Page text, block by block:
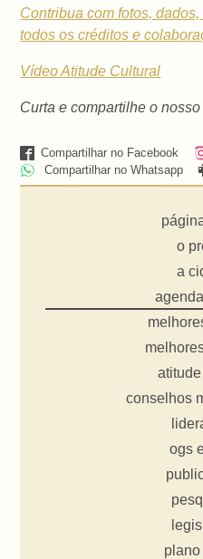
Contribua com fotos,
todos os créditos e
Vídeo Atitude Cultural
Curta e compartilhe o
Compartilhar no Facebook
Compartilhar no Whatsapp
o
a
atitude
conselhos
ogs